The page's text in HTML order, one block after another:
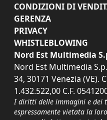
CONDIZIONI DI
GERENZA
PRIVACY
WHISTLEBLOWING
Nord Est Multimedia
Nord Est Multimedia
34, 30171 Venezia (VE).
1.432.522,00 C.F.
I diritti delle immagini e dei
espressamente vietata la